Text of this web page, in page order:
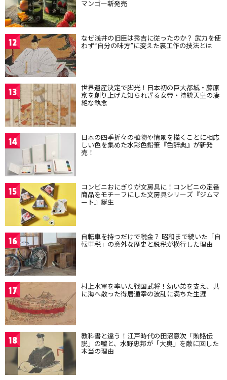
マンゴー新発売
12 なぜ浅井の旧臣は秀吉に従ったのか？ 武力を使
わず“自分の味方”に変えた裏工作の技法とは
13 世界遺産決定で脚光！日本初の巨大都城・藤原
京を創り上げた知られざる女帝・持統天皇の凄
絶な執念
14 日本の四季折々の植物や情景を描くことに相応
しい色を集めた水彩色鉛筆『色辞典』が新発
売！
15 コンビニおにぎりが文房具に！コンビニの定番
商品をモチーフにした文房具シリーズ『ジムマ
ート』誕生
16 自転車を持つだけで税金？ 昭和まで続いた「自
転車税」の意外な歴史と脱税が横行した理由
17 村上水軍を率いた戦国武将！幼い弟を支え、共
に海へ散った得居通幸の波乱に満ちた生涯
18 教科書と違う！江戸時代の田沼意次「賄賂伝
説」の嘘と、水野忠邦が「大奥」を敵に回した
本当の理由